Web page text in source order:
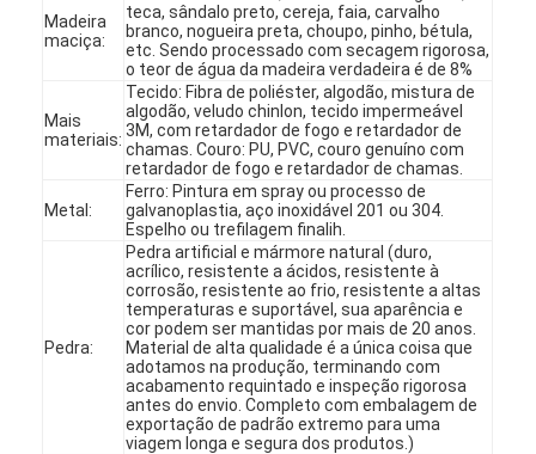
Produtos
Espetáculo VR
Sobre Nós
Madeira
maciça:
teca, sândalo preto, cereja, faia, carvalho
branco, nogueira preta, choupo, pinho, bétula,
etc. Sendo processado com secagem rigorosa,
o teor de água da madeira verdadeira é de 8%
Mais
materiais:
Tecido: Fibra de poliéster, algodão, mistura de
algodão, veludo chinlon, tecido impermeável
3M, com retardador de fogo e retardador de
chamas. Couro: PU, PVC, couro genuíno com
retardador de fogo e retardador de chamas.
Metal:
Ferro: Pintura em spray ou processo de
galvanoplastia, aço inoxidável 201 ou 304.
Espelho ou trefilagem finalih.
Pedra:
Pedra artificial e mármore natural (duro,
acrílico, resistente a ácidos, resistente à
corrosão, resistente ao frio, resistente a altas
temperaturas e suportável, sua aparência e
cor podem ser mantidas por mais de 20 anos.
Material de alta qualidade é a única coisa que
adotamos na produção, terminando com
acabamento requintado e inspeção rigorosa
antes do envio. Completo com embalagem de
exportação de padrão extremo para uma
viagem longa e segura dos produtos.)